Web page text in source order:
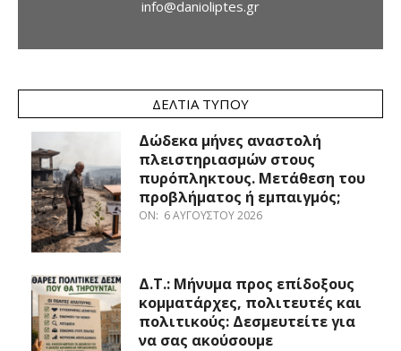
info@danioliptes.gr
ΔΕΛΤΊΑ ΤΎΠΟΥ
Δώδεκα μήνες αναστολή
πλειστηριασμών στους
πυρόπληκτους. Μετάθεση του
προβλήματος ή εμπαιγμός;
ON: 6 ΑΥΓΟΎΣΤΟΥ 2026
Δ.Τ.: Μήνυμα προς επίδοξους
κομματάρχες, πολιτευτές και
πολιτικούς: Δεσμευτείτε για
να σας ακούσουμε